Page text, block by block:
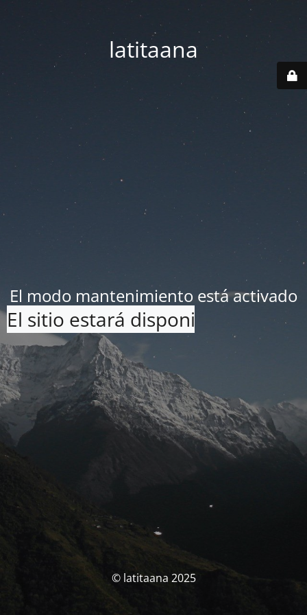
latitaana
El modo mantenimiento está activado
El sitio estará disponible pronto.
© latitaana 2025